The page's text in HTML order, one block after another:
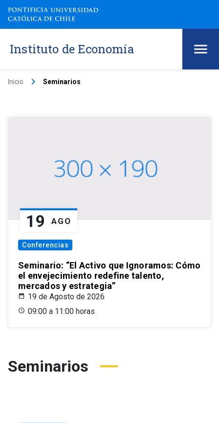
Instituto de Economía
Inicio keyboard_arrow_right Seminarios
19 AGO
Conferencias
Seminario: “El Activo que Ignoramos: Cómo
el envejecimiento redefine talento,
mercados y estrategia”
19 de Agosto de 2026
09:00 a 11:00 horas
Seminarios